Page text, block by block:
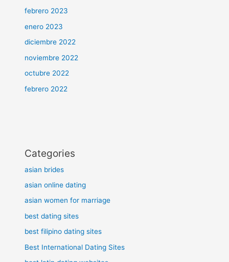
febrero 2023
enero 2023
diciembre 2022
noviembre 2022
octubre 2022
febrero 2022
Categories
asian brides
asian online dating
asian women for marriage
best dating sites
best filipino dating sites
Best International Dating Sites